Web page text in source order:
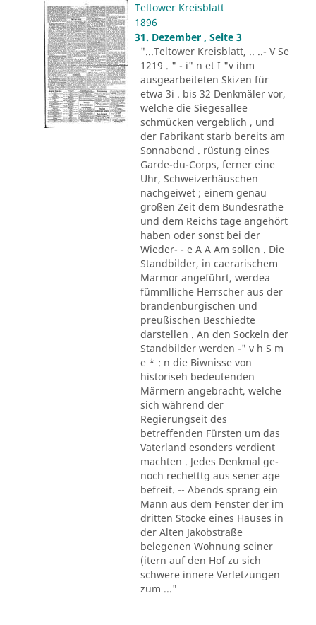
Teltower Kreisblatt
1896
31. Dezember , Seite 3
"...Teltower Kreisblatt, .. ..- V Se
1219 . " - i" n et I "v ihm
ausgearbeiteten Skizen für
etwa 3i . bis 32 Denkmäler vor,
welche die Siegesallee
schmücken vergeblich , und
der Fabrikant starb bereits am
Sonnabend . rüstung eines
Garde-du-Corps, ferner eine
Uhr, Schweizerhäuschen
nachgeiwet ; einem genau
großen Zeit dem Bundesrathe
und dem Reichs tage angehört
haben oder sonst bei der
Wieder- - e A A Am sollen . Die
Standbilder, in caerarischem
Marmor angeführt, werdea
fümmlliche Herrscher aus der
brandenburgischen und
preußischen Beschiedte
darstellen . An den Sockeln der
Standbilder werden -" v h S m
e * : n die Biwnisse von
historiseh bedeutenden
Märmern angebracht, welche
sich während der
Regierungseit des
betreffenden Fürsten um das
Vaterland esonders verdient
machten . Jedes Denkmal ge-
noch rechetttg aus sener age
befreit. -- Abends sprang ein
Mann aus dem Fenster der im
dritten Stocke eines Hauses in
der Alten Jakobstraße
belegenen Wohnung seiner
(itern auf den Hof zu sich
schwere innere Verletzungen
zum ..."